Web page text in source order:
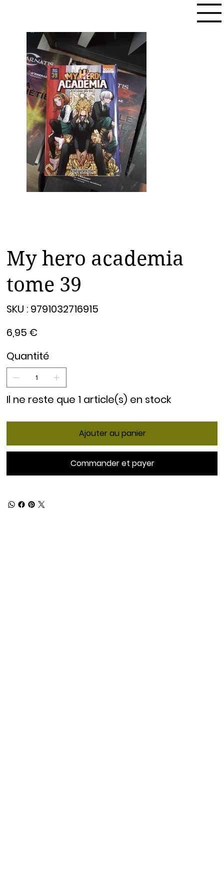
My hero academia
tome 39
SKU : 9791032716915
9791032716915
6,95 €
Quantité
Il ne reste que 1 article(s) en stock
Ajouter au panier
Commander et payer